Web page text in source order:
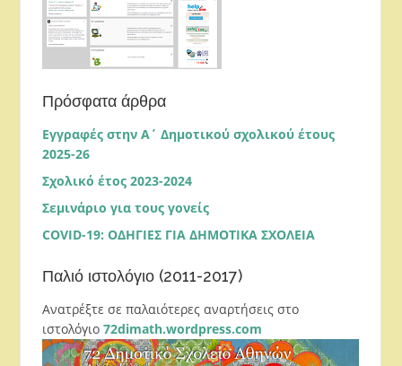
Πρόσφατα άρθρα
Εγγραφές στην Α΄ Δημοτικού σχολικού έτους
2025-26
Σχολικό έτος 2023-2024
Σεμινάριο για τους γονείς
COVID-19: ΟΔΗΓΙΕΣ ΓΙΑ ΔΗΜΟΤΙΚΑ ΣΧΟΛΕΙΑ
Παλιό ιστολόγιο (2011-2017)
Ανατρέξτε σε παλαιότερες αναρτήσεις στο
ιστολόγιο 72dimath.wordpress.com